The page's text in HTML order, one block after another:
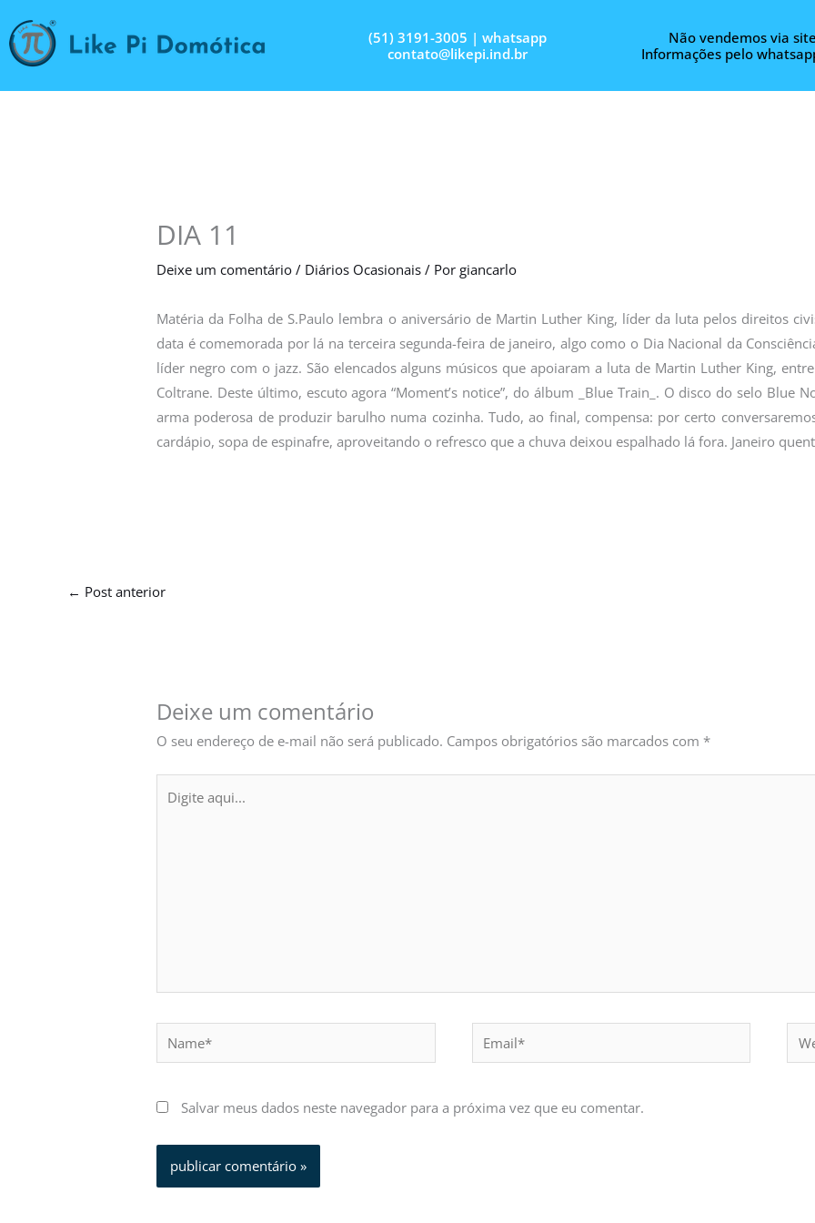
para
(51) 3191-3005 | whatsapp
contato@likepi.ind.br
Não vendemos via
Informações pelo
DIA 11
Deixe um comentário / Diários Ocasionais / Porgiancarlo
Matéria da Folha de S.Paulo lembra o aniversário de Martin Luther King, líder da luta pelos direitos
data é comemorada por lá na terceira segunda-feira de janeiro, algo como o Dia Nacional da
líder negro com o jazz. São elencados alguns músicos que apoiaram a luta de Martin Luther King,
Coltrane. Deste último, escuto agora “Moment’s notice”, do álbum _Blue Train_. O disco do selo Blue
arma poderosa de produzir barulho numa cozinha. Tudo, ao final, compensa: por certo
cardápio, sopa de espinafre, aproveitando o refresco que a chuva deixou espalhado lá fora. Janeiro
← Post anterior
Deixe um comentário
O seu endereço de e-mail não será publicado. Campos obrigatórios são marcados com *
aqui...
Salvar meus dados neste navegador para a próxima vez que eu comentar.